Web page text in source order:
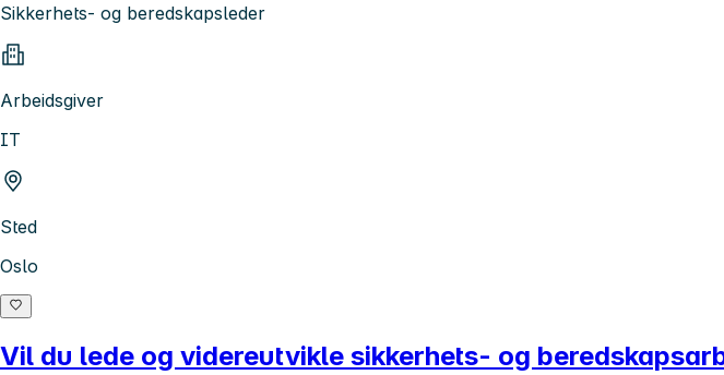
Sikkerhets- og beredskapsleder
Arbeidsgiver
IT
Sted
Oslo
Vil du lede og videreutvikle sikkerhets- og